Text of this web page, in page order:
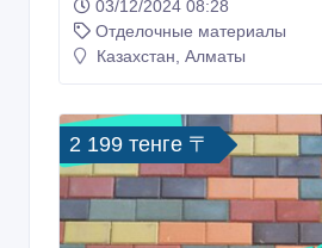
03/12/2024 08:28
Отделочные материалы
Казахстан, Алматы
2 199 тенге 〒